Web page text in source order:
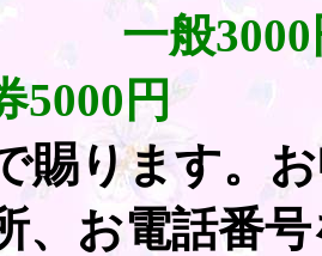
円 学
5000円
賜ります。
、お電話番